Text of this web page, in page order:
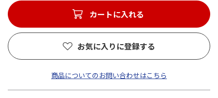
カートに入れる
お気に入りに登録する
商品についてのお問い合わせはこちら